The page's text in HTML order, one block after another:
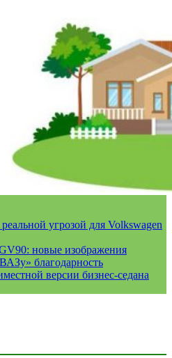
угрозой для Volkswagen
новые изображения
благодарность
версии бизнес-седана